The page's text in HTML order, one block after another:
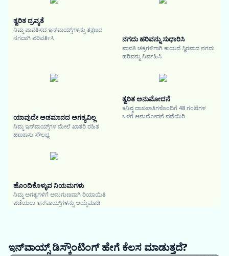
ತ್ವರಿತ ದ್ರವ್ಯತೆ
ನಿಮ್ಮ ಪಾವತಿಸದ ಇನ್‌ವಾಯ್ಸ್‌ಗಳನ್ನು ತಕ್ಷಣದ
ನಗದಾಗಿ ಪರಿವರ್ತಿಸಿ
ನಗದು ಹರಿವನ್ನು ಸುಧಾರಿಸಿ
ಪಾವತಿ ಚಕ್ರಗಳಿಗಾಗಿ ಕಾಯದೆ ಸ್ಥಿರವಾದ ನಗದು
ಹರಿವನ್ನು ನಿರ್ವಹಿಸಿ
ಯಾವುದೇ ಅಡಮಾನದ ಅಗತ್ಯವಿಲ್ಲ
ನಿಮ್ಮ ಇನ್‌ವಾಯ್ಸ್‌ಗಳ ಮೇಲೆ ಖಾತರಿ ರಹಿತ
ಹಣಕಾಸು ಸೌಲಭ್ಯ
ತ್ವರಿತ ಅನುಮೋದನೆ
ಕನಿಷ್ಠ ದಾಖಲಾತಿಗಳೊಂದಿಗೆ 48 ಗಂಟೆಗಳ
ಒಳಗೆ ಅನುಮೋದನೆ ಪಡೆಯಿರಿ
ಹೊಂದಿಕೊಳ್ಳುವ ನಿಯಮಗಳು
ನಿಮ್ಮ ಅಗತ್ಯಗಳಿಗೆ ಅನುಗುಣವಾಗಿ ರಿಯಾಯಿತಿ
ಪಡೆಯಲು ಇನ್‌ವಾಯ್ಸ್‌ಗಳನ್ನು ಆಯ್ಕೆಮಾಡಿ
ಇನ್‌ವಾಯ್ಸ್ ಡಿಸ್ಕೌಂಟಿಂಗ್ ಹೇಗೆ ಕೆಲಸ ಮಾಡುತ್ತದೆ?